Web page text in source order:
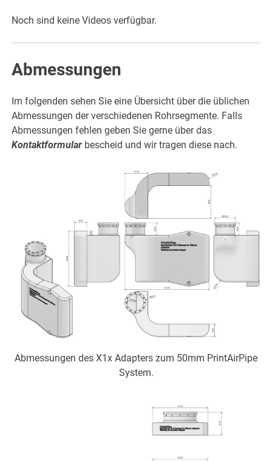
Noch sind keine Videos verfügbar.
Abmessungen
Im folgenden sehen Sie eine Übersicht über die üblichen
Abmessungen der verschiedenen Rohrsegmente. Falls
Abmessungen fehlen geben Sie gerne über das
Kontaktformular bescheid und wir tragen diese nach.
Abmessungen des X1x Adapters zum 50mm PrintAirPipe
System.